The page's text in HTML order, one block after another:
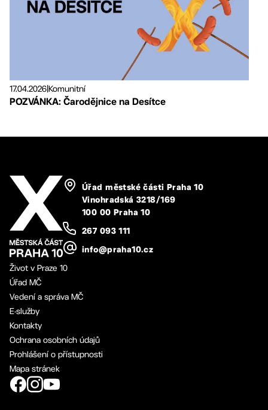
17.04.2026Komunitní
POZVÁNKA: Čarodějnice na Desítce
Úřad městské části Praha 10
Vinohradská 3218/169
100 00 Praha 10
267 093 111
info@praha10.cz
Život v Praze 10
Úřad MČ
Vedení a správa MČ
E-služby
Kontakty
Ochrana osobních údajů
Prohlášení o přístupnosti
Mapa stránek